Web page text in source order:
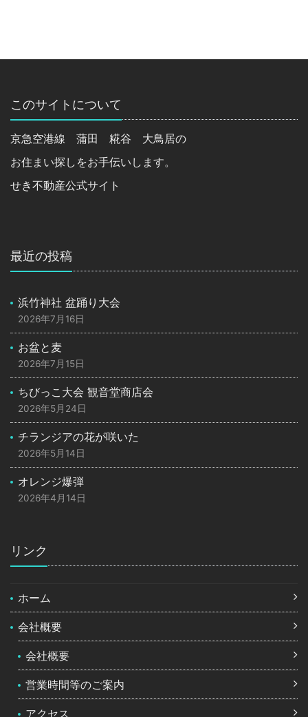
このサイトについて
京急空港線 蒲田 糀谷 大鳥居の
お住まい探しをお手伝いします。
せき不動産公式サイト
最近の投稿
浜竹神社 盆踊り大会
2026年7月16日
お盆と麦
2026年7月15日
ちびっこ大会 観音堂商店会
2026年5月24日
チランジアの花が咲いた
2026年5月14日
オレンジ爆弾
2026年4月14日
リンク
ホーム
会社概要
会社概要
営業時間等のご案内
アクセス